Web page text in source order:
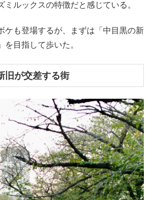
ミルックスの特徴だと感じている。
ケも登場するが、まずは「中目黒の新
を目指して歩いた。
旧が交差する街